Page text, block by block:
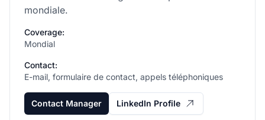
mondiale.
Coverage:
Mondial
Contact:
E-mail, formulaire de contact, appels téléphoniques
Contact Manager LinkedIn Profile